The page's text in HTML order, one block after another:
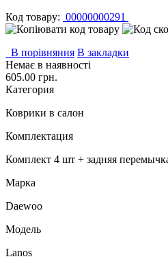
Код товару: 00000000291
В порівняння В закладки
Немає в наявності
605.00 грн.
Категория
Коврики в салон
Комплектация
Комплект 4 шт + задняя
Марка
Daewoo
Модель
Lanos